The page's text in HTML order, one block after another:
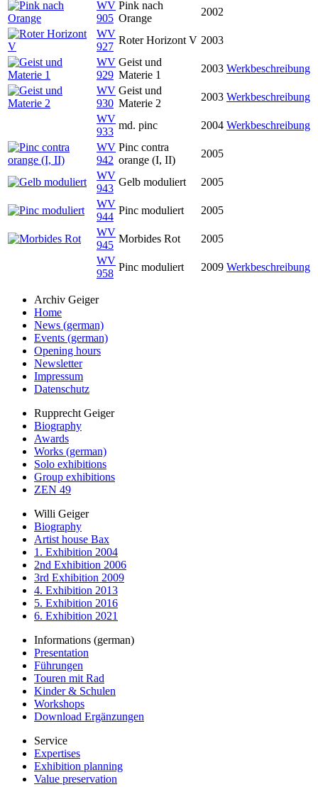
WV
905
Pink nach
Orange
2002
WV
927
Roter Horizont V 2003
WV
929
Geist und
Materie 1
2003 Werkbeschreibung
WV
930
Geist und
Materie 2
2003 Werkbeschreibung
WV
933
md. pinc 2004 Werkbeschreibung
WV
942
Pinc contra
orange (I, II)
2005
WV
943
Gelb moduliert
2005
WV
944
Pinc moduliert
2005
WV
945
Morbides Rot
2005
WV
958
Pinc moduliert 2009 Werkbeschreibung
Archiv Geiger
Home
News (german)
Events (german)
Opening hours
Newsletter
Impressum
Datenschutz
Rupprecht Geiger
Biography
Awards
Works (german)
Solo exhibitions
Group exhibitions
ZEN 49
Willi Geiger
Biography
Artist house Bax
1. Exhibition 2004
2nd Exhibition 2006
3rd Exhibition 2009
4. Exhibition 2013
5. Exhibition 2016
6. Exhibition 2021
Informations (german)
Presentation
Führungen
Touren mit Rad
Kinder & Schulen
Workshops
Download Ergänzungen
Service
Expertises
Exhibition planning
Value preservation